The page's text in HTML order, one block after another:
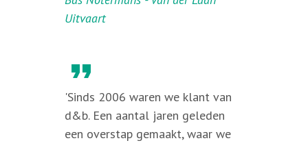
Uitvaart
format_quote
'Sinds 2006 waren we klant van
d&b. Een aantal jaren geleden
een overstap gemaakt, waar we